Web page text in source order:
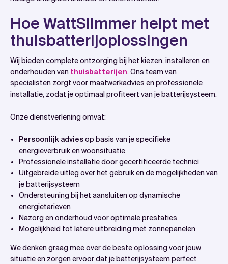
Hoe WattSlimmer helpt met
thuisbatterijoplossingen
Wij bieden complete ontzorging bij het kiezen, installeren en
onderhouden van thuisbatterijen. Ons team van
specialisten zorgt voor maatwerkadvies en professionele
installatie, zodat je optimaal profiteert van je batterijsysteem.
Onze dienstverlening omvat:
Persoonlijk adviesop basis van je specifieke
energieverbruik en woonsituatie
Professionele installatie door gecertificeerde technici
Uitgebreide uitleg over het gebruik en de mogelijkheden van
je batterijsysteem
Ondersteuning bij het aansluiten op dynamische
energietarieven
Nazorg en onderhoud voor optimale prestaties
Mogelijkheid tot latere uitbreiding met zonnepanelen
We denken graag mee over de beste oplossing voor jouw
situatie en zorgen ervoor dat je batterijsysteem perfect